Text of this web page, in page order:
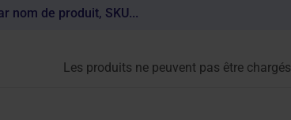
Les produits ne peuvent pas être chargés